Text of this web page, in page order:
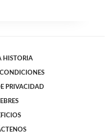
HISTORIA
PRIVACIDAD